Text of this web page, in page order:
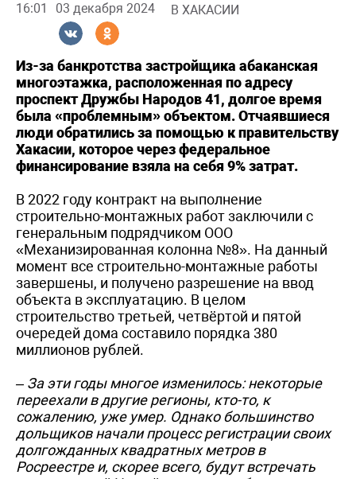
16:01 03 декабря 2024 В ХАКАСИИ
Из-за банкротства застройщика абаканская
многоэтажка, расположенная по адресу
проспект Дружбы Народов 41, долгое время
была «проблемным» объектом. Отчаявшиеся
люди обратились за помощью к правительству
Хакасии, которое через федеральное
финансирование взяла на себя 9% затрат.
В 2022 году контракт на выполнение
строительно-монтажных работ заключили с
генеральным подрядчиком ООО
«Механизированная колонна №8». На данный
момент все строительно-монтажные работы
завершены, и получено разрешение на ввод
объекта в эксплуатацию. В целом
строительство третьей, четвёртой и пятой
очередей дома составило порядка 380
миллионов рублей.
– За эти годы многое изменилось: некоторые
переехали в другие регионы, кто-то, к
сожалению, уже умер. Однако большинство
дольщиков начали процесс регистрации своих
долгожданных квадратных метров в
Росреестре и, скорее всего, будут встречать